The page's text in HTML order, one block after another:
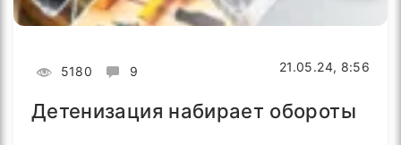
5180 9 21.05.24, 8:56
Детенизация набирает обороты